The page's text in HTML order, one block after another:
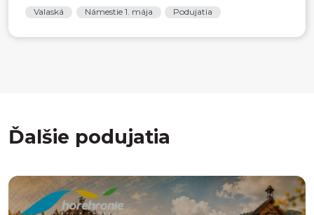
Valaská Námestie 1. mája Podujatia
Ďalšie podujatia